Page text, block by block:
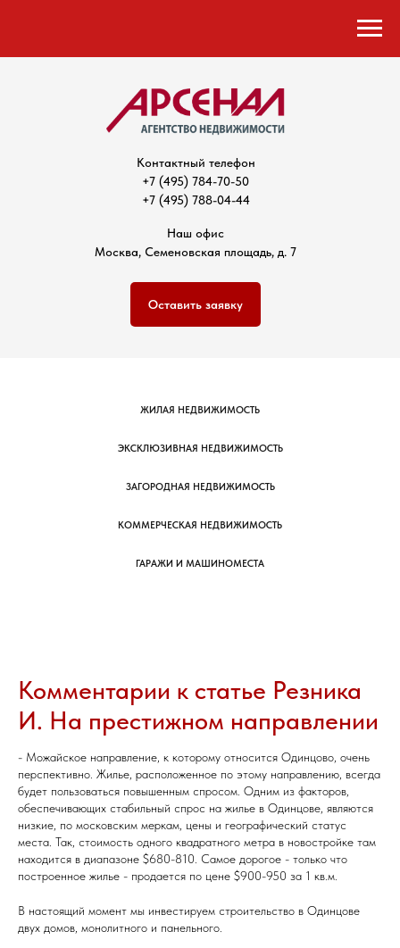
Контактный телефон
+7 (495) 784-70-50
+7 (495) 788-04-44
Наш офис
Москва, Семеновская площадь, д. 7
Оставить заявку
ЖИЛАЯ НЕДВИЖИМОСТЬ
ЭКСКЛЮЗИВНАЯ НЕДВИЖИМОСТЬ
ЗАГОРОДНАЯ НЕДВИЖИМОСТЬ
КОММЕРЧЕСКАЯ НЕДВИЖИМОСТЬ
ГАРАЖИ И МАШИНОМЕСТА
Комментарии к статье Резника
И. На престижном направлении
- Можайское направление, к которому относится Одинцово, очень
перспективно. Жилье, расположенное по этому направлению, всегда
будет пользоваться повышенным спросом. Одним из факторов,
обеспечивающих стабильный спрос на жилье в Одинцове, являются
низкие, по московским меркам, цены и географический статус
места. Так, стоимость одного квадратного метра в новостройке там
находится в диапазоне $680-810. Самое дорогое - только что
построенное жилье - продается по цене $900-950 за 1 кв.м.
В настоящий момент мы инвестируем строительство в Одинцове
двух домов, монолитного и панельного.